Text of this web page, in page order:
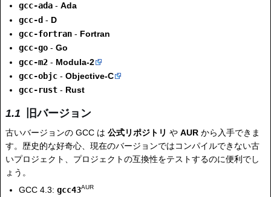
gcc-ada -Ada
gcc-d - D
gcc-fortran - Fortran
gcc-go -Go
gcc-m2 - Modula-2
gcc-objc -Objective-C
gcc-rust - Rust
旧バージョン
古いバージョンの GCC は 公式リポジトリ や AUR から入手できま
す。歴史的な好奇心、現在のバージョンではコンパイルできない古
いプロジェクト、プロジェクトの互換性をテストするのに便利でし
ょう。
GCC 4.3:gcc43AUR